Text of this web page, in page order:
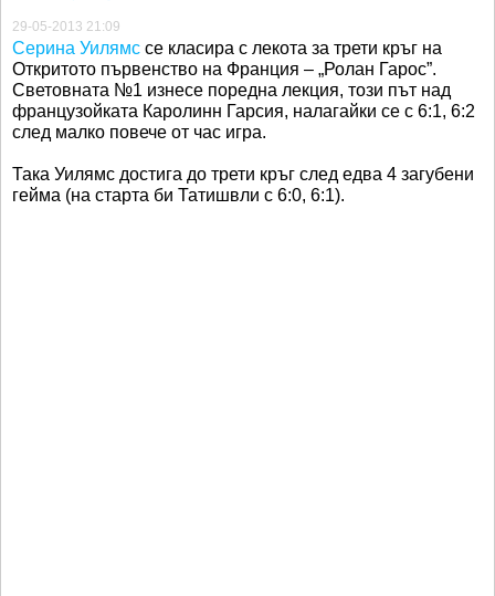
29-05-2013 21:09
Серина Уилямс се класира с лекота за трети кръг на
Откритото първенство на Франция – „Ролан Гарос”.
Световната №1 изнесе поредна лекция, този път над
французойката Каролинн Гарсия, налагайки се с 6:1, 6:2
след малко повече от час игра.
Така Уилямс достига до трети кръг след едва 4 загубени
гейма (на старта би Татишвли с 6:0, 6:1).